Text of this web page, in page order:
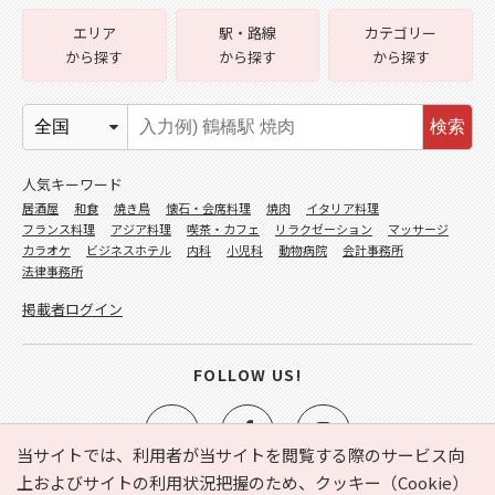
当サイトでは、利用者が当サイトを閲覧する際のサービス向
上およびサイトの利用状況把握のため、クッキー（Cookie）
エリア
から探す
駅・路線
から探す
カテゴリー
から探す
検索
人気キーワード
居酒屋 和食 焼き鳥 懐石・会席料理 焼肉
イタリア料理
フランス料理
アジア料理 喫茶・カフェ リラクゼーション
マッサージ
カラオケ
ビジネスホテル 内科 小児科 動物病院
会計事務所
法律事務所
掲載者ログイン
FOLLOW US!